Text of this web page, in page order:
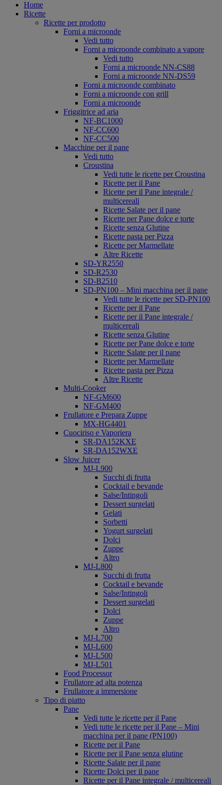
Home
Ricette
Ricette per prodotto
Forni a microonde
Vedi tutto
Forni a microonde combinato a vapore
Vedi tutto
Forni a microonde NN-CS88
Forni a microonde NN-DS59
Forni a microonde combinato
Forni a microonde con grill
Forni a microonde
Friggitrice ad aria
NF-BC1000
NF-CC600
NF-CC500
Macchine per il pane
Vedi tutto
Croustina
Vedi tutte le ricette per Croustina
Ricette per il Pane
Ricette per il Pane integrale /
multicereali
Ricette Salate per il pane
Ricette per Pane dolce e torte
Ricette senza Glutine
Ricette pasta per Pizza
Ricette per Marmellate
Altre Ricette
SD-YR2550
SD-R2530
SD-B2510
SD-PN100 – Mini macchina per il pane
Vedi tutte le ricette per SD-PN100
Ricette per il Pane
Ricette per il Pane integrale /
multicereali
Ricette senza Glutine
Ricette per Pane dolce e torte
Ricette Salate per il pane
Ricette per Marmellate
Ricette pasta per Pizza
Altre Ricette
Multi-Cooker
NF-GM600
NF-GM400
Frullatore e Prepara Zuppe
MX-HG4401
Cuociriso e Vaporiera
SR-DA152KXE
SR-DA152WXE
Slow Juicer
MJ-L900
Succhi di frutta
Cocktail e bevande
Salse/Intingoli
Dessert surgelati
Gelati
Sorbetti
Yogurt surgelati
Dolci
Zuppe
Altro
MJ-L800
Succhi di frutta
Cocktail e bevande
Salse/Intingoli
Dessert surgelati
Dolci
Zuppe
Altro
MJ-L700
MJ-L600
MJ-L500
MJ-L501
Food Processor
Frullatore ad alta potenza
Frullatore a immersione
Tipo di piatto
Pane
Vedi tutte le ricette per il Pane
Vedi tutte le ricette per il Pane – Mini
macchina per il pane (PN100)
Ricette per il Pane
Ricette per il Pane senza glutine
Ricette Salate per il pane
Ricette Dolci per il pane
Ricette per il Pane integrale / multicereali